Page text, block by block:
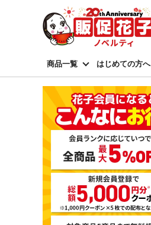
商品一覧 はじめての方へ